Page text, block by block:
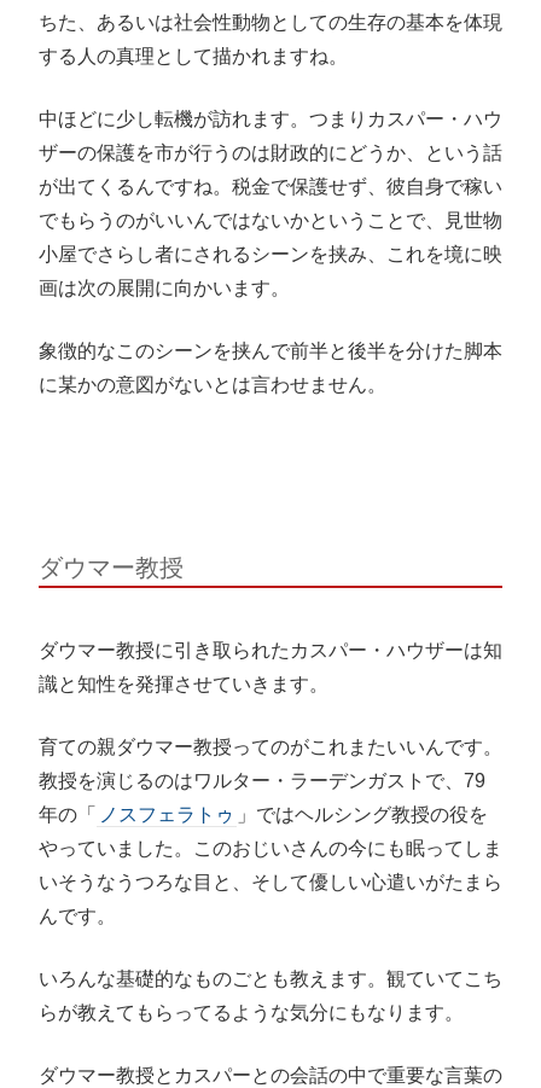
ちた、あるいは社会性動物としての生存の基本を体現
する人の真理として描かれますね。
中ほどに少し転機が訪れます。つまりカスパー・ハウ
ザーの保護を市が行うのは財政的にどうか、という話
が出てくるんですね。税金で保護せず、彼自身で稼い
でもらうのがいいんではないかということで、見世物
小屋でさらし者にされるシーンを挟み、これを境に映
画は次の展開に向かいます。
象徴的なこのシーンを挟んで前半と後半を分けた脚本
に某かの意図がないとは言わせません。
ダウマー教授
ダウマー教授に引き取られたカスパー・ハウザーは知
識と知性を発揮させていきます。
育ての親ダウマー教授ってのがこれまたいいんです。
教授を演じるのはワルター・ラーデンガストで、79
年の「
ノスフェラトゥ
」ではヘルシング教授の役を
やっていました。このおじいさんの今にも眠ってしま
いそうなうつろな目と、そして優しい心遣いがたまら
んです。
いろんな基礎的なものごとも教えます。観ていてこち
らが教えてもらってるような気分にもなります。
ダウマー教授とカスパーとの会話の中で重要な言葉の